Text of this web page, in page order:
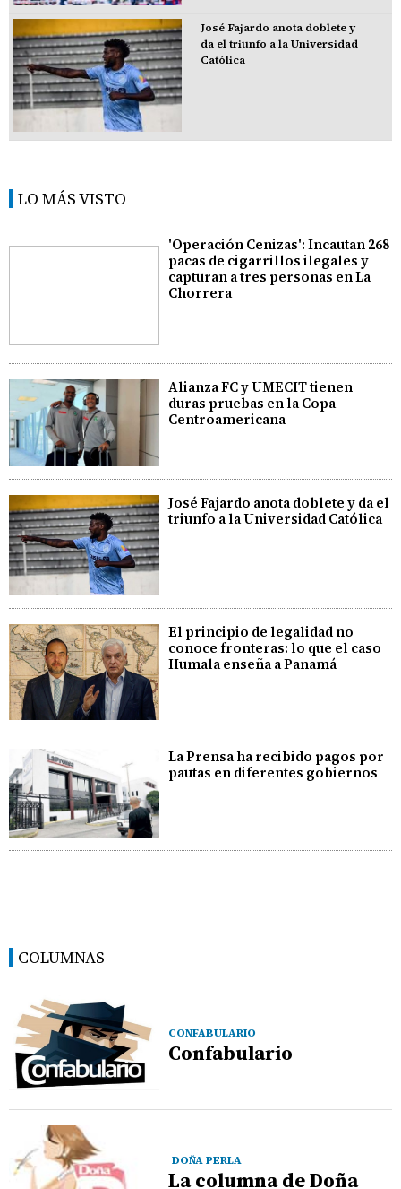
José Fajardo anota doblete y
da el triunfo a la Universidad
Católica
LO MÁS VISTO
'Operación Cenizas': Incautan 268
pacas de cigarrillos ilegales y
capturan a tres personas en La
Chorrera
Alianza FC y UMECIT tienen
duras pruebas en la Copa
Centroamericana
José Fajardo anota doblete y da el
triunfo a la Universidad Católica
El principio de legalidad no
conoce fronteras: lo que el caso
Humala enseña a Panamá
La Prensa ha recibido pagos por
pautas en diferentes gobiernos
COLUMNAS
CONFABULARIO
Confabulario
DOÑA PERLA
La columna de Doña